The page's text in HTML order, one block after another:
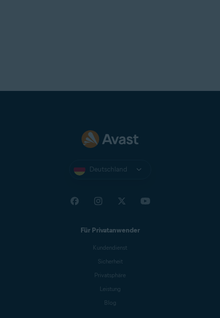
Deutschland
Für Privatanwender
Kundendienst
Sicherheit
Privatsphäre
Leistung
Blog